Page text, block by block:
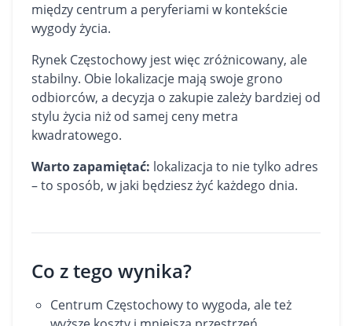
między centrum a peryferiami w kontekście
wygody życia.
Rynek Częstochowy jest więc zróżnicowany, ale
stabilny. Obie lokalizacje mają swoje grono
odbiorców, a decyzja o zakupie zależy bardziej od
stylu życia niż od samej ceny metra
kwadratowego.
Warto zapamiętać: lokalizacja to nie tylko adres
– to sposób, w jaki będziesz żyć każdego dnia.
Co z tego wynika?
Centrum Częstochowy to wygoda, ale też